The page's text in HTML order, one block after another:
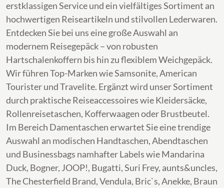
erstklassigen Service und ein vielfältiges Sortiment an
hochwertigen Reiseartikeln und stilvollen Lederwaren.
Entdecken Sie bei uns eine große Auswahl an
modernem Reisegepäck – von robusten
Hartschalenkoffern bis hin zu flexiblem Weichgepäck.
Wir führen Top-Marken wie Samsonite, American
Tourister und Travelite. Ergänzt wird unser Sortiment
durch praktische Reiseaccessoires wie Kleidersäcke,
Rollenreisetaschen, Kofferwaagen oder Brustbeutel.
Im Bereich Damentaschen erwartet Sie eine trendige
Auswahl an modischen Handtaschen, Abendtaschen
und Businessbags namhafter Labels wie Mandarina
Duck, Bogner, JOOP!, Bugatti, Suri Frey, aunts&uncles,
The Chesterfield Brand, Vendula, Bric`s, Anekke, Braun